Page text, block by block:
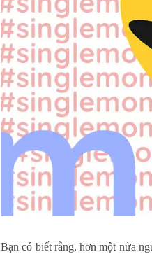
Bạn có biết rằng, hơn một nửa